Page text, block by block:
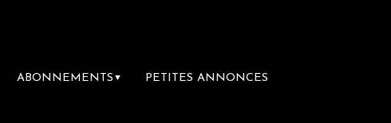
ABONNEMENTS ▼ PETITES ANNONCES